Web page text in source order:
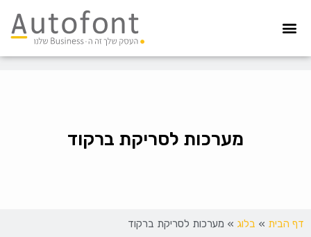
מערכות לסריקת ברקוד
דף הבית » בלוג » מערכות לסריקת ברקוד